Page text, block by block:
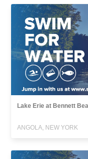
Lake Erie at Bennett
ANGOLA, NEW YORK